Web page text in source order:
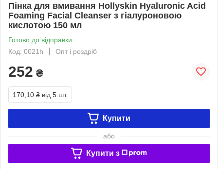
Пінка для вмивання Hollyskin Hyaluronic Acid
Foaming Facial Cleanser з гіалуроновою
кислотою 150 мл
Готово до відправки
Код: 0021h
Опт і роздріб
252 ₴
170,10 ₴ від 5 шт.
Купити
або
Купити з